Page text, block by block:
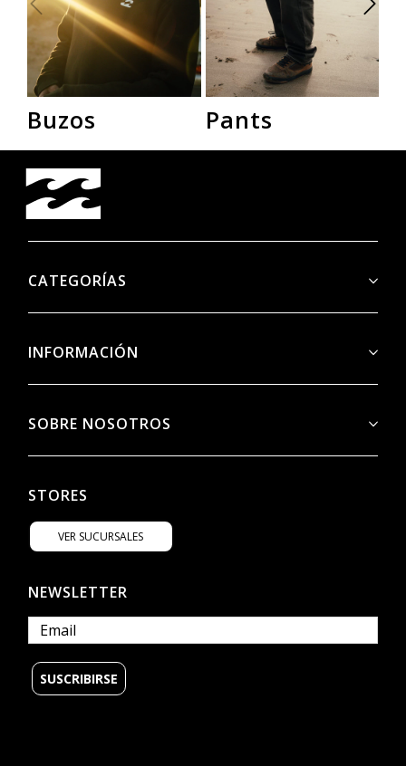
Buzos Pants
CATEGORÍAS
INFORMACIÓN
SOBRE NOSOTROS
STORES
VER SUCURSALES
NEWSLETTER